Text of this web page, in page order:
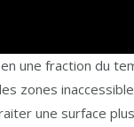
une fraction du
zones
une surface